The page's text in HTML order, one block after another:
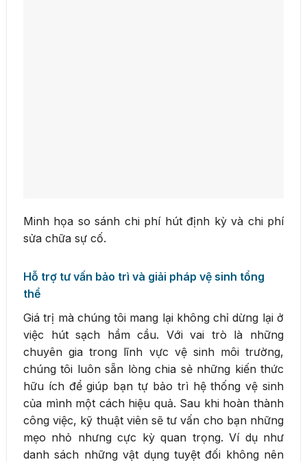
Minh họa so sánh chi phí hút định kỳ và chi phí
sửa chữa sự cố.
Hỗ trợ tư vấn bảo trì và giải pháp vệ sinh tổng
thể
Giá trị mà chúng tôi mang lại không chỉ dừng lại ở
việc hút sạch hầm cầu. Với vai trò là những
chuyên gia trong lĩnh vực vệ sinh môi trường,
chúng tôi luôn sẵn lòng chia sẻ những kiến thức
hữu ích để giúp bạn tự bảo trì hệ thống vệ sinh
của mình một cách hiệu quả. Sau khi hoàn thành
công việc, kỹ thuật viên sẽ tư vấn cho bạn những
mẹo nhỏ nhưng cực kỳ quan trọng. Ví dụ như
danh sách những vật dụng tuyệt đối không nên